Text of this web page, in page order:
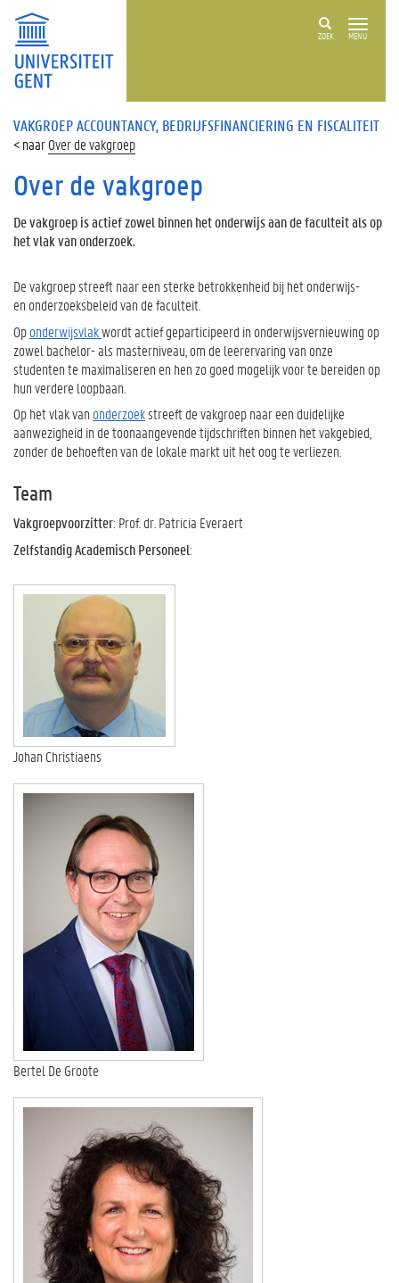
ZOEK MENU
VAKGROEP ACCOUNTANCY, BEDRIJFSFINANCIERING EN FISCALITEIT
Over de vakgroep
Over de vakgroep
De vakgroep is actief zowel binnen het onderwijs aan de faculteit als op
het vlak van onderzoek.
De vakgroep streeft naar een sterke betrokkenheid bij het onderwijs-
en onderzoeksbeleid van de faculteit.
Oponderwijsvlakwordt actief geparticipeerd in onderwijsvernieuwing op
zowel bachelor- als masterniveau, om de leerervaring van onze
studenten te maximaliseren en hen zo goed mogelijk voor te bereiden op
hun verdere loopbaan.
Op het vlak van onderzoekstreeft de vakgroep naar een duidelijke
aanwezigheid in de toonaangevende tijdschriften binnen het vakgebied,
zonder de behoeften van de lokale markt uit het oog te verliezen.
Team
Vakgroepvoorzitter: Prof. dr. Patricia Everaert
Zelfstandig Academisch Personeel:
Johan Christiaens
Bertel De Groote